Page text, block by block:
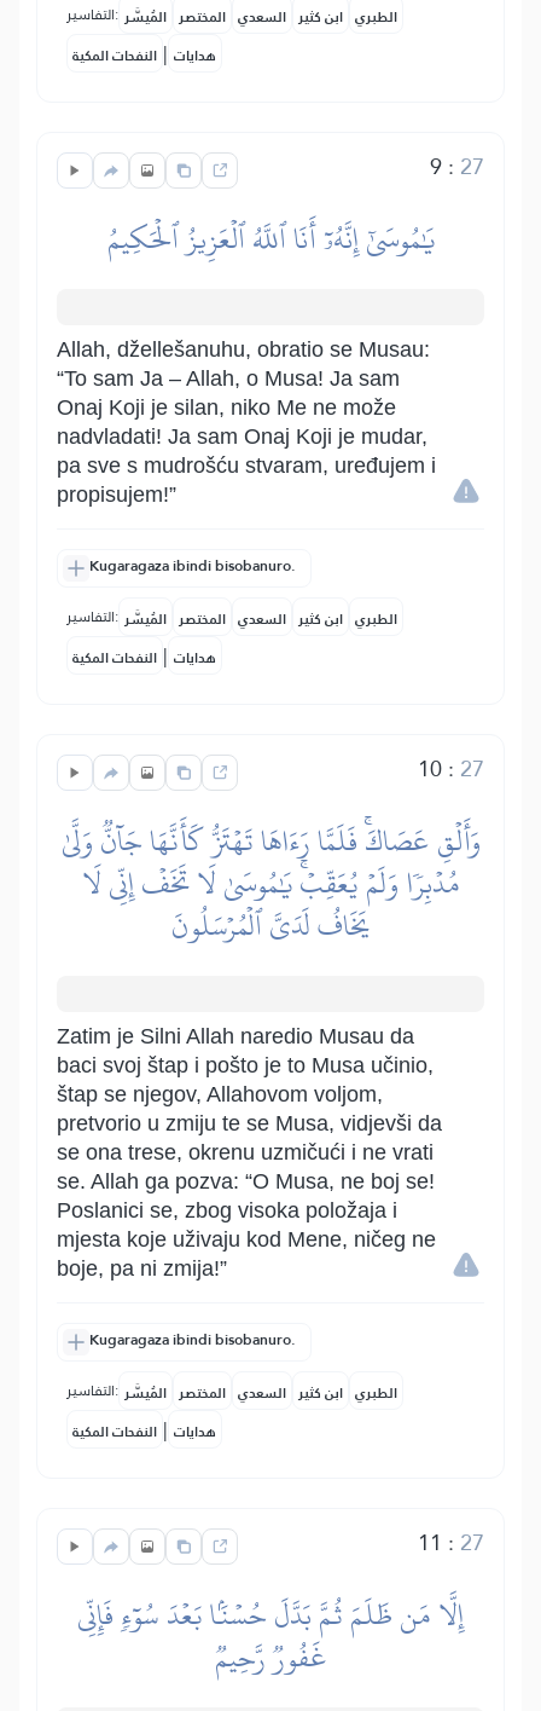
التفاسير: المُيسَّر المختصر السعدي ابن كثير الطبري
النفحات المكية | هدايات
9: 27
يَٰمُوسَىٰٓ إِنَّهُۥٓ أَنَا ٱللَّهُ ٱلۡعَزِيزُ ٱلۡحَكِيمُ
Allah, džellešanuhu, obratio se Musau:
“To sam Ja – Allah, o Musa! Ja sam
Onaj Koji je silan, niko Me ne može
nadvladati! Ja sam Onaj Koji je mudar,
pa sve s mudrošću stvaram, uređujem i
propisujem!”
Kugaragaza ibindi bisobanuro.
التفاسير: المُيسَّر المختصر السعدي ابن كثير الطبري
النفحات المكية | هدايات
10: 27
وَأَلۡقِ عَصَاكَۚ فَلَمَّا رَءَاهَا تَهۡتَزُّ كَأَنَّهَا جَآنّٞ وَلَّىٰ
مُدۡبِرٗا وَلَمۡ يُعَقِّبۡۚ يَٰمُوسَىٰ لَا تَخَفۡ إِنِّي لَا
يَخَافُ لَدَيَّ ٱلۡمُرۡسَلُونَ
Zatim je Silni Allah naredio Musau da
baci svoj štap i pošto je to Musa učinio,
štap se njegov, Allahovom voljom,
pretvorio u zmiju te se Musa, vidjevši da
se ona trese, okrenu uzmičući i ne vrati
se. Allah ga pozva: “O Musa, ne boj se!
Poslanici se, zbog visoka položaja i
mjesta koje uživaju kod Mene, ničeg ne
boje, pa ni zmija!”
Kugaragaza ibindi bisobanuro.
التفاسير: المُيسَّر المختصر السعدي ابن كثير الطبري
النفحات المكية | هدايات
11 : 27
إِلَّا مَن ظَلَمَ ثُمَّ بَدَّلَ حُسۡنَۢا بَعۡدَ سُوٓءٖ فَإِنِّي
غَفُورٞ رَّحِيمٞ